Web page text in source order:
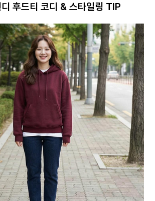
후드티 코디 & 스타일링 TIP